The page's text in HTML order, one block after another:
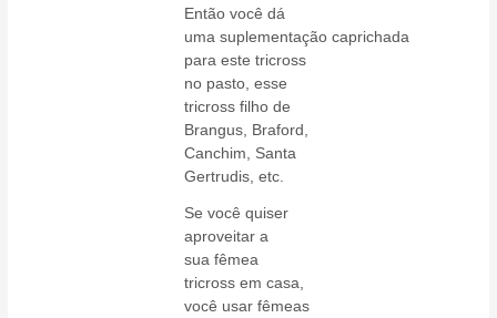
Então você dá
uma suplementação caprichada
para este tricross
no pasto, esse
tricross filho de
Brangus, Braford,
Canchim, Santa
Gertrudis, etc.
Se você quiser
aproveitar a
sua fêmea
tricross em casa,
você usar fêmeas